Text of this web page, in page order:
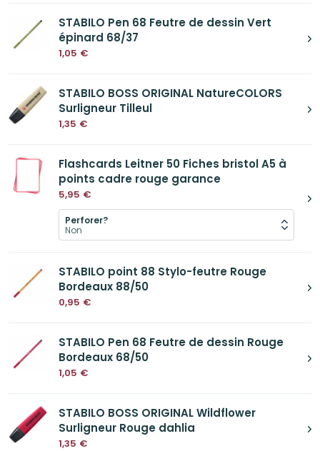
STABILO Pen 68 Feutre de dessin Vert
épinard 68/37
1,05 €
STABILO BOSS ORIGINAL NatureCOLORS
Surligneur Tilleul
1,35 €
Flashcards Leitner 50 Fiches bristol A5 à
points cadre rouge garance
5,95 €
Perforer?
STABILO point 88 Stylo-feutre Rouge
Bordeaux 88/50
0,95 €
STABILO Pen 68 Feutre de dessin Rouge
Bordeaux 68/50
1,05 €
STABILO BOSS ORIGINAL Wildflower
Surligneur Rouge dahlia
1,35 €